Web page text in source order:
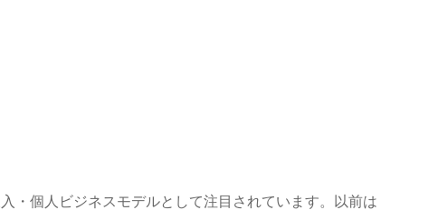
・個人ビジネスモデルとして注目されています。以前は